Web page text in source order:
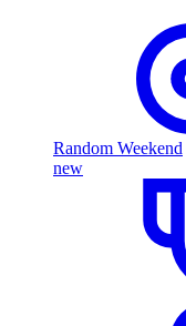
Random Weekend
new